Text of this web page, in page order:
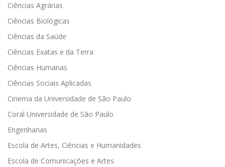
Ciências Agrárias
Ciências Biológicas
Ciências da Saúde
Ciências Exatas e da Terra
Ciências Humanas
Ciências Sociais Aplicadas
Cinema da Universidade de São Paulo
Coral Universidade de São Paulo
Engenharias
Escola de Artes, Ciências e Humanidades
Escola de Comunicações e Artes